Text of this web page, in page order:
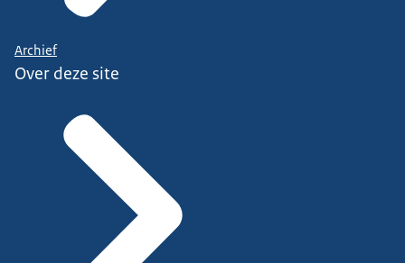
Archief
Over deze site